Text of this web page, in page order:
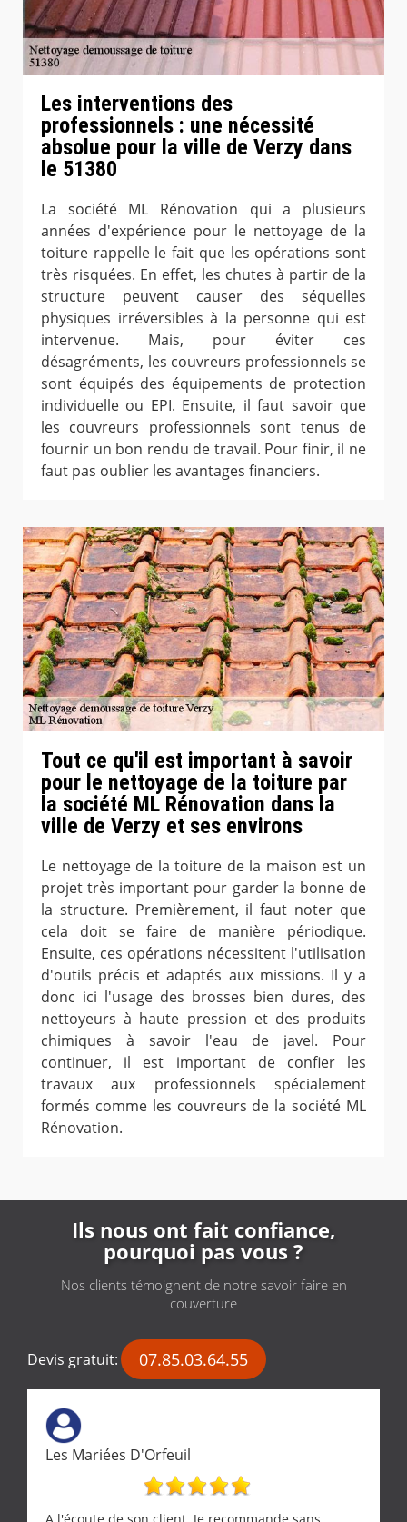
Les interventions des
professionnels : une nécessité
absolue pour la ville de Verzy dans
le 51380
La société ML Rénovation qui a plusieurs
années d'expérience pour le nettoyage de la
toiture rappelle le fait que les opérations sont
très risquées. En effet, les chutes à partir de la
structure peuvent causer des séquelles
physiques irréversibles à la personne qui est
intervenue. Mais, pour éviter ces
désagréments, les couvreurs professionnels se
sont équipés des équipements de protection
individuelle ou EPI. Ensuite, il faut savoir que
les couvreurs professionnels sont tenus de
fournir un bon rendu de travail. Pour finir, il ne
faut pas oublier les avantages financiers.
Tout ce qu'il est important à savoir
pour le nettoyage de la toiture par
la société ML Rénovation dans la
ville de Verzy et ses environs
Le nettoyage de la toiture de la maison est un
projet très important pour garder la bonne de
la structure. Premièrement, il faut noter que
cela doit se faire de manière périodique.
Ensuite, ces opérations nécessitent l'utilisation
d'outils précis et adaptés aux missions. Il y a
donc ici l'usage des brosses bien dures, des
nettoyeurs à haute pression et des produits
chimiques à savoir l'eau de javel. Pour
continuer, il est important de confier les
travaux aux professionnels spécialement
formés comme les couvreurs de la société ML
Rénovation.
Ils nous ont fait confiance,
pourquoi pas vous ?
Nos clients témoignent de notre savoir faire en
couverture
Devis gratuit: 07.85.03.64.55
Les Mariées D'Orfeuil